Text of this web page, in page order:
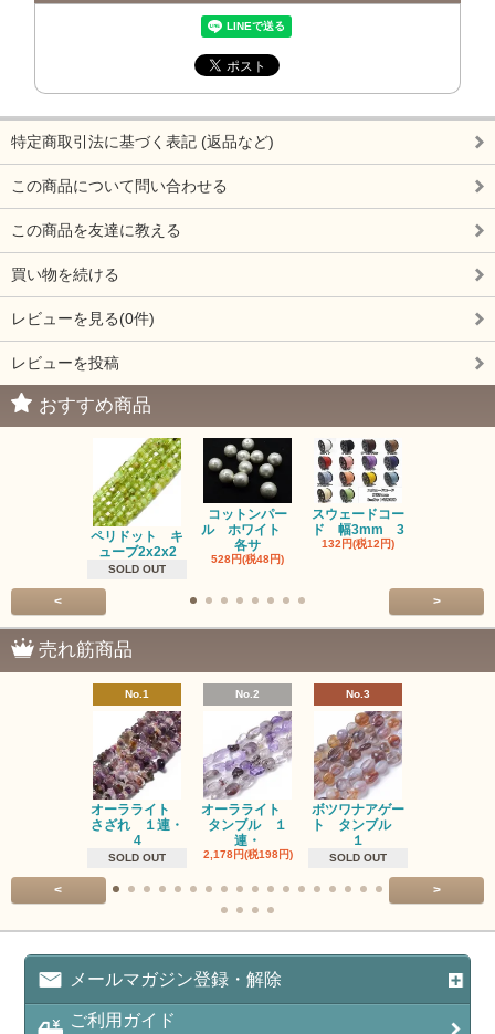
特定商取引法に基づく表記 (返品など)
この商品について問い合わせる
この商品を友達に教える
買い物を続ける
レビューを見る(0件)
レビューを投稿
おすすめ商品
ペリドット キ
ューブ2x2x2
SOLD OUT
コットンパー
ル ホワイト
各サ
528円(税48円)
スウェードコー
ド 幅3mm 3
132円(税12円)
< >
売れ筋商品
No.1
オーラライト
さざれ １連・
4
SOLD OUT
No.2
オーラライト
タンブル １
連・
2,178円(税198円)
No.3
ボツワナアゲー
ト タンブル
１
SOLD OUT
< >
メールマガジン登録・解除
ご利用ガイド